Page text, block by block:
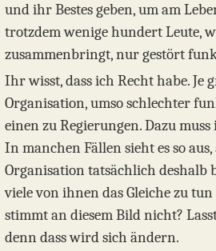
und ihr Bestes geben, um am
trotzdem wenige hundert Leute,
zusammenbringt, nur gestört
Ihr wisst, dass ich Recht habe. Je
Organisation, umso schlechter
einen zu Regierungen. Dazu
In manchen Fällen sieht es so
Organisation tatsächlich deshalb
viele von ihnen das Gleiche zu
stimmt an diesem Bild nicht?
denn dass wird sich ändern.